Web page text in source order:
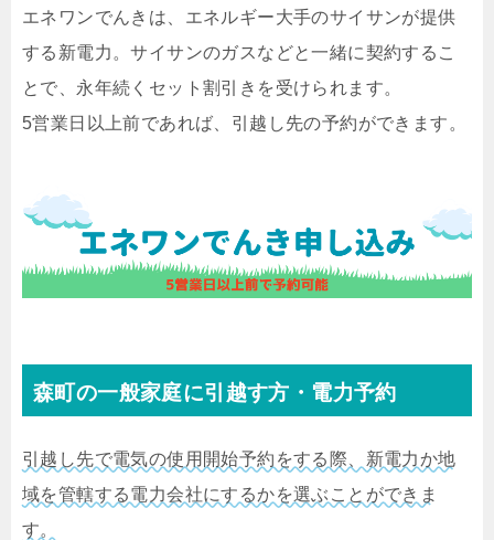
エネワンでんきは、エネルギー大手のサイサンが提供
する新電力。サイサンのガスなどと一緒に契約するこ
とで、永年続くセット割引きを受けられます。
5営業日以上前であれば、引越し先の予約ができます。
森町の一般家庭に引越す方・電力予約
引越し先で電気の使用開始予約をする際、新電力か地
域を管轄する電力会社にするかを選ぶことができま
す。